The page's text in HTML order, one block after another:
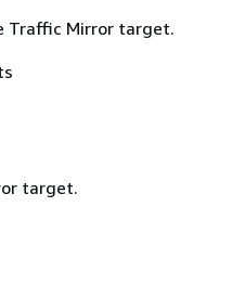
Traffic Mirror target.
target.